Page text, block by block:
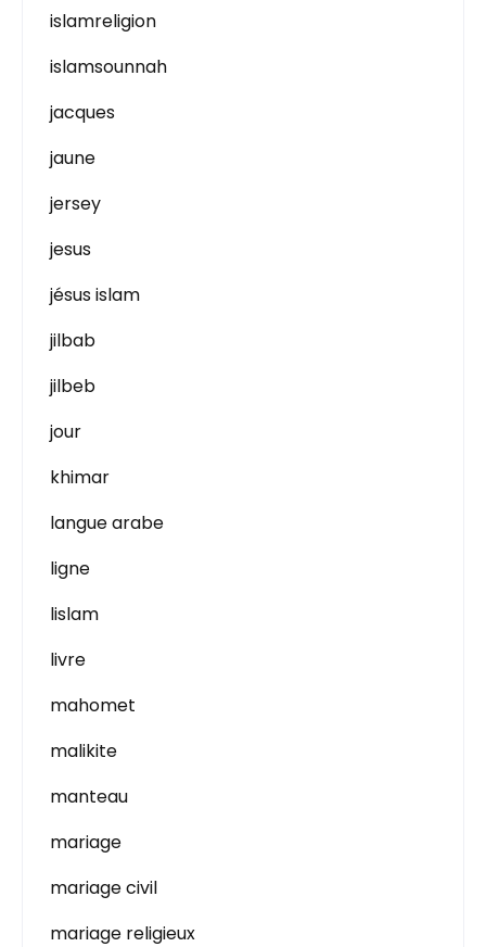
islamreligion
islamsounnah
jacques
jaune
jersey
jesus
jésus islam
jilbab
jilbeb
jour
khimar
langue arabe
ligne
lislam
livre
mahomet
malikite
manteau
mariage
mariage civil
mariage religieux